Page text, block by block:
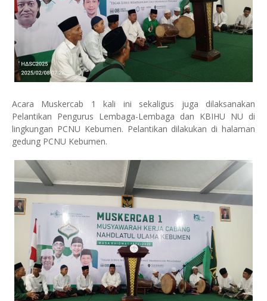
Acara Muskercab 1 kali ini sekaligus juga dilaksanakan
Pelantikan Pengurus Lembaga-Lembaga dan KBIHU NU di
lingkungan PCNU Kebumen. Pelantikan dilakukan di halaman
gedung PCNU Kebumen.